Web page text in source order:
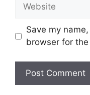
Save my
browser for